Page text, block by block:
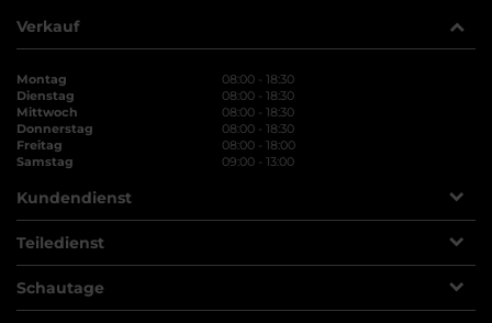
Verkauf
Montag
08:00 - 18:30
Dienstag
08:00 - 18:30
Mittwoch
08:00 - 18:30
Donnerstag
08:00 - 18:30
Freitag
08:00 - 18:00
Samstag
09:00 - 13:00
Kundendienst
Teiledienst
Schautage